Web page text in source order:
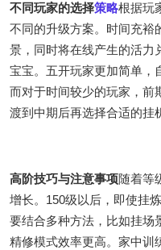
不同玩家的选择策略根据玩
不同的升级方案。时间充裕
景，同时将在线产生的活力
宝宝。五开玩家更加简单，
而对于时间较少的玩家，前
渡到中期后再选择合适的挂
高阶技巧与注意事项随着等
增长。150级以后，即使挂
要结合多种方法，比如挂场
精修模式效率更高。家中训